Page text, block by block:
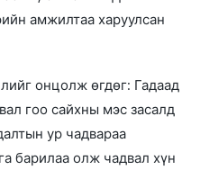
амжилтаа харуулсан
онцолж өгдөг: Гадаад
гоо сайхны мэс засалд
ур чадвараа
барилаа олж чадвал хүн